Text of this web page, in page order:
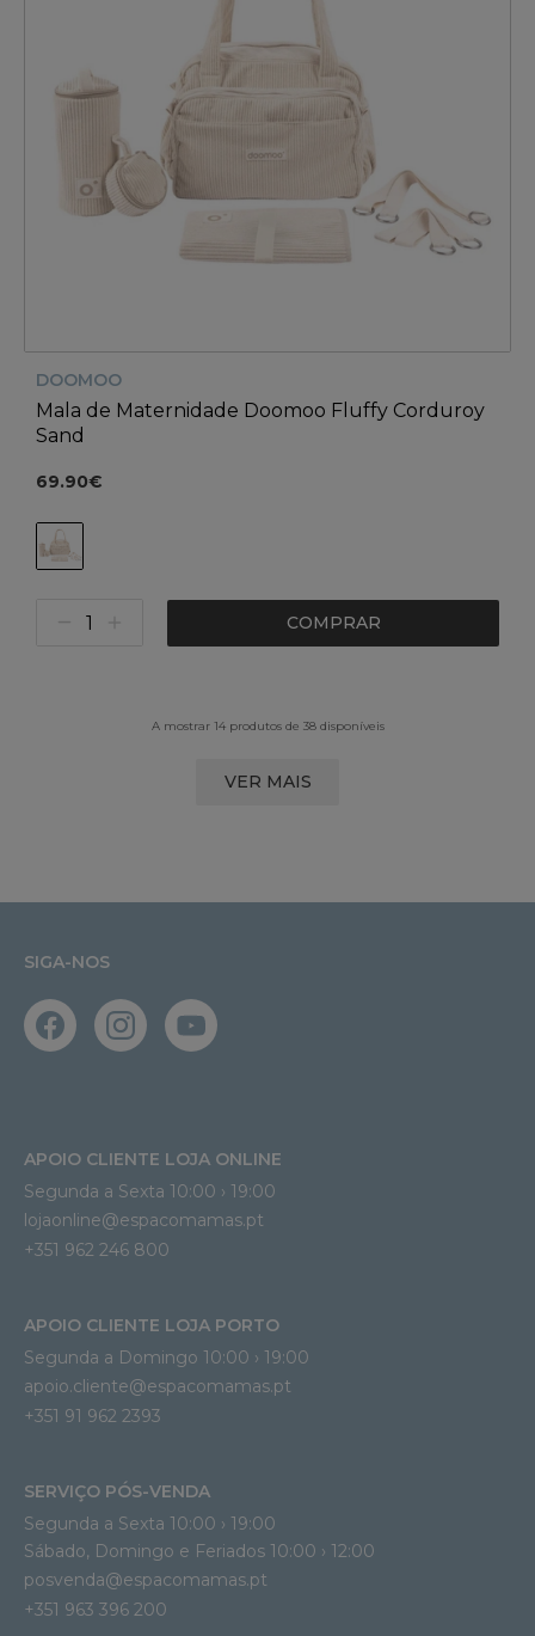
DOOMOO
Mala de Maternidade Doomoo Fluffy Corduroy
Sand
69.90€
COMPRAR
A mostrar 14 produtos de 38 disponíveis
VER MAIS
SIGA-NOS
APOIO CLIENTE LOJA ONLINE
Segunda a Sexta 10:00 › 19:00
lojaonline@espacomamas.pt
+351 962 246 800
APOIO CLIENTE LOJA PORTO
Segunda a Domingo 10:00 › 19:00
apoio.cliente@espacomamas.pt
+351 91 962 2393
SERVIÇO PÓS-VENDA
Segunda a Sexta 10:00 › 19:00
Sábado, Domingo e Feriados 10:00 › 12:00
posvenda@espacomamas.pt
+351 963 396 200